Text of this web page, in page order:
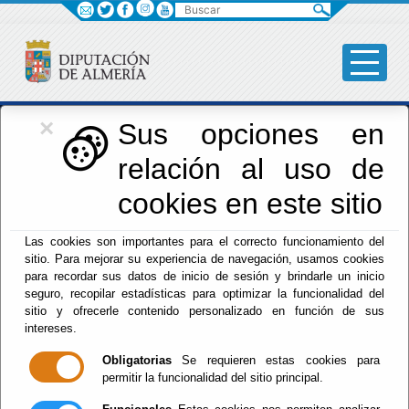
×
Sus opciones en
relación al uso de
cookies en este sitio
Las cookies son importantes para el correcto funcionamiento del
sitio. Para mejorar su experiencia de navegación, usamos cookies
para recordar sus datos de inicio de sesión y brindarle un inicio
seguro, recopilar estadísticas para optimizar la funcionalidad del
sitio y ofrecerle contenido personalizado en función de sus
intereses.
Obligatorias Se requieren estas cookies para
permitir la funcionalidad del sitio principal.
Iniciativas Europeas
Europedirectalmeria
Inicio - Iniciativas Europeas - Formación
Formación
Buscar